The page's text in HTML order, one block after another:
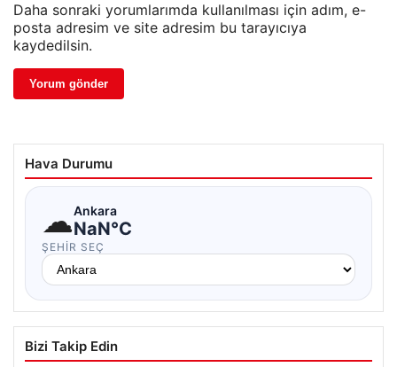
Daha sonraki yorumlarımda kullanılması için adım, e-
posta adresim ve site adresim bu tarayıcıya
kaydedilsin.
Hava Durumu
☁Ankara
NaN°C
ŞEHIR SEÇ
Bizi Takip Edin